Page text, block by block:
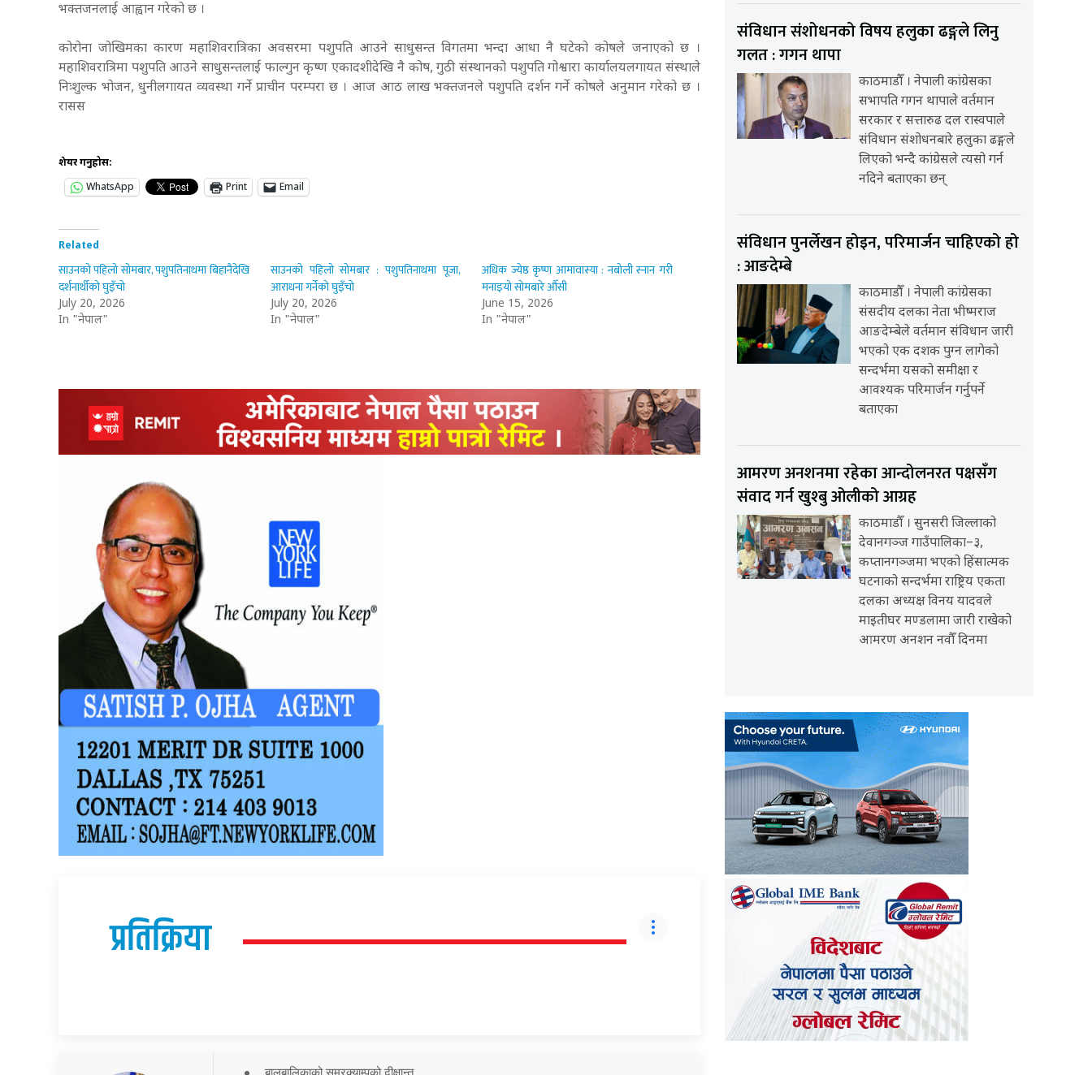
भक्तजनलाई आह्वान गरेको छ ।
कोरोना जोखिमका कारण महाशिवरात्रिका अवसरमा पशुपति आउने साधुसन्त विगतमा भन्दा आधा नै घटेको कोषले जनाएको छ ।
महाशिवरात्रिमा पशुपति आउने साधुसन्तलाई फाल्गुन कृष्ण एकादशीदेखि नै कोष, गुठी संस्थानको पशुपति गोश्वारा कार्यालयलगायत संस्थाले
निःशुल्क भोजन, धुनीलगायत व्यवस्था गर्ने प्राचीन परम्परा छ । आज आठ लाख भक्तजनले पशुपति दर्शन गर्ने कोषले अनुमान गरेको छ ।
रासस
शेयर गर्नुहोस:
WhatsApp
Print Email
Related
साउनको पहिलो सोमबार, पशुपतिनाथमा बिहानैदेखि
दर्शनार्थीको घुइँचो
July 20, 2026
In "नेपाल"
साउनको पहिलो सोमबार : पशुपतिनाथमा पूजा,
आराधना गर्नेको घुइँचो
July 20, 2026
In "नेपाल"
अधिक ज्येष्ठ कृष्ण आमावास्या : नबोली स्नान गरी
मनाइयो सोमबारे औँसी
June 15, 2026
In "नेपाल"
प्रतिक्रिया
संविधान संशोधनको विषय हलुका ढङ्गले लिनु
गलत : गगन थापा
काठमाडौँ । नेपाली कांग्रेसका
सभापति गगन थापाले वर्तमान
सरकार र सत्तारुढ दल रास्वपाले
संविधान संशोधनबारे हलुका ढङ्गले
लिएको भन्दै कांग्रेसले त्यसो गर्न
नदिने बताएका छन्
संविधान पुनर्लेखन होइन, परिमार्जन चाहिएको हो
: आङदेम्बे
काठमाडौँ । नेपाली कांग्रेसका
संसदीय दलका नेता भीष्मराज
आङदेम्बेले वर्तमान संविधान जारी
भएको एक दशक पुग्न लागेको
सन्दर्भमा यसको समीक्षा र
आवश्यक परिमार्जन गर्नुपर्ने
बताएका
आमरण अनशनमा रहेका आन्दोलनरत पक्षसँग
संवाद गर्न खुश्बु ओलीको आग्रह
काठमाडौँ । सुनसरी जिल्लाको
देवानगञ्ज गाउँपालिका–३,
कप्तानगञ्जमा भएको हिंसात्मक
घटनाको सन्दर्भमा राष्ट्रिय एकता
दलका अध्यक्ष विनय यादवले
माइतीघर मण्डलामा जारी राखेको
आमरण अनशन नवौँ दिनमा